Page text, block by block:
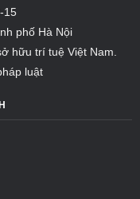
15
phố Hà Nội
hữu trí tuệ Việt Nam.
luật